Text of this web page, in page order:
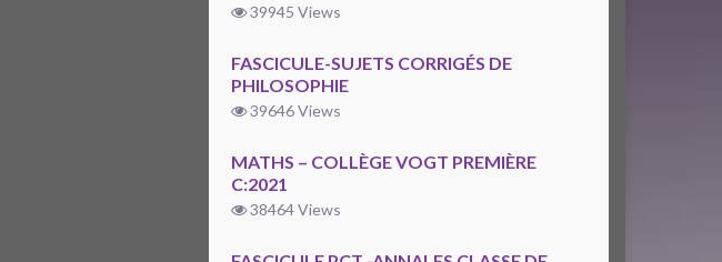
39945 Views
FASCICULE-SUJETS CORRIGÉS DE
PHILOSOPHIE
39646 Views
MATHS – COLLÈGE VOGT PREMIÈRE
C:2021
38464 Views